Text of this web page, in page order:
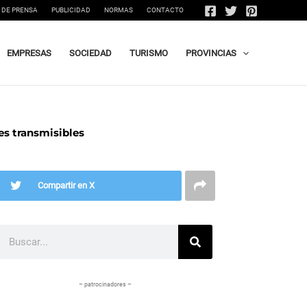
PRENSA PUBLICIDAD NORMAS CONTACTO
EMPRESAS SOCIEDAD TURISMO PROVINCIAS
transmisibles
Compartir en X
– patrocinadores –